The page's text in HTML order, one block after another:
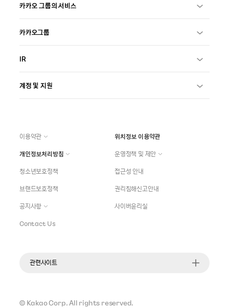
카카오 그룹의 서비스
카카오그룹
IR
계정 및 지원
이용약관
위치정보 이용약관
개인정보처리방침
운영정책 및 제안
청소년보호정책
접근성 안내
브랜드보호정책
권리침해신고안내
공지사항
사이버윤리실
Contact Us
관련사이트
© Kakao Corp.All rights reserved.